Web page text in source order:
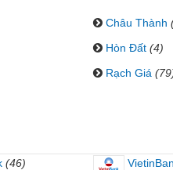
Châu Thành
Hòn Đất (4)
Rạch Giá
(46)